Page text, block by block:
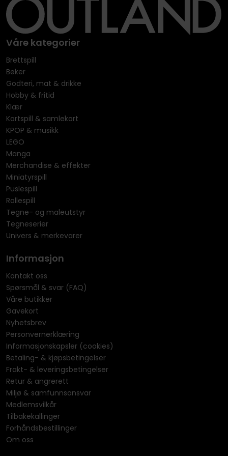
Våre kategorier
Brettspill
Bøker
Godteri, mat & drikke
Hobby & fritid
Klær
Kortspill & samlekort
KPOP & musikk
LEGO
Manga
Merchandise & effekter
Miniatyrspill
Puslespill
Rollespill
Tegne- og maleutstyr
Tegneserier
Univers & merkevarer
Informasjon
Kontakt oss
Spørsmål & svar (FAQ)
Våre butikker
Gavekort
Nyhetsbrev
Personvernerklæring
Informasjonskapsler (cookies)
Betaling- & kjøpsbetingelser
Frakt- & leveringsbetingelser
Retur & angrerett
Miljø & samfunnsansvar
Medlemsvilkår
Tilbakekallinger
Forhåndsbestillinger
Om oss